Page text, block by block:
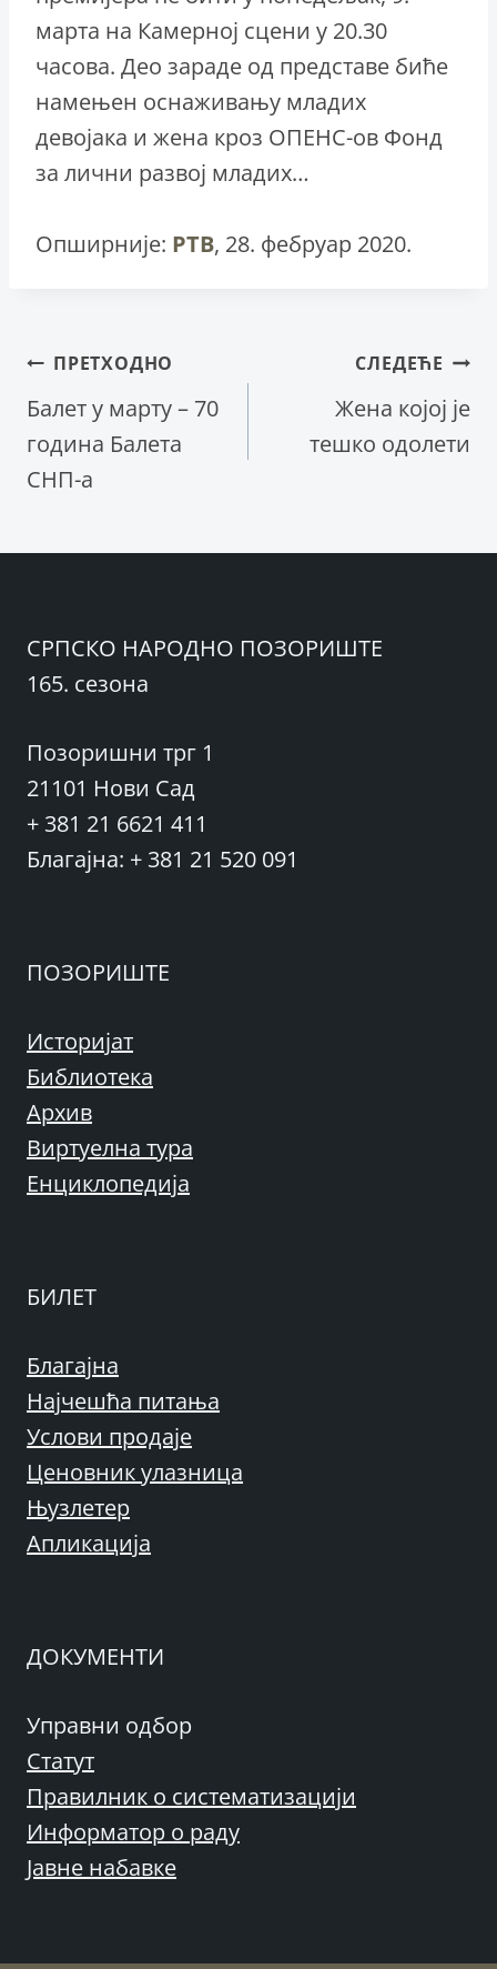
марта на Камерној сцени у 20.30
часова. Део зараде од представе биће
намењен оснаживању младих
девојака и жена кроз ОПЕНС-ов Фонд
за лични развој младих…
Опширније: РТВ, 28. фебруар 2020.
Кретање
чланка
ПРЕТХОДНО
Балет у марту – 70
година Балета
СНП-а
СЛЕДЕЋЕ
Жена којој је
тешко одолети
СРПСКО НАРОДНО ПОЗОРИШТЕ
165. сезона
Позоришни трг 1
21101 Нови Сад
+ 381 21 6621 411
Благајна: + 381 21 520 091
ПОЗОРИШТЕ
Историјат
Библиотека
Архив
Виртуелна тура
Енциклопедија
БИЛЕТ
Благајна
Најчешћа питања
Услови продаје
Ценовник улазница
Њузлетер
Апликација
ДОКУМЕНТИ
Управни одбор
Статут
Правилник о систематизацији
Информатор о раду
Јавне набавке